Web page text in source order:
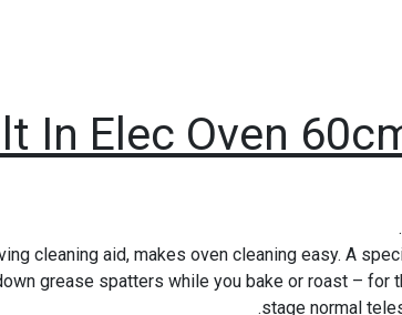
In Elec Oven
cleaning aid, makes oven cleaning easy. A
grease spatters while you bake or roast – for